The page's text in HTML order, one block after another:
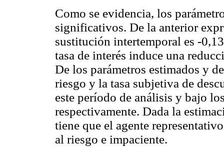
Como se evidencia, los
significativos. De la anterior
sustitución intertemporal es -
tasa de interés induce una
De los parámetros estimados y
riesgo y la tasa subjetiva de
este período de análisis y bajo
respectivamente. Dada la
tiene que el agente
al riesgo e impaciente.